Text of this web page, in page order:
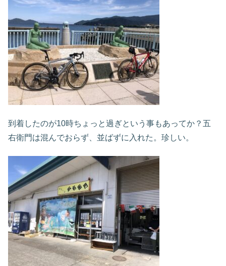
到着したのが10時ちょっと過ぎという事もあってか？五
右衛門は混んでおらず、並ばずに入れた。珍しい。